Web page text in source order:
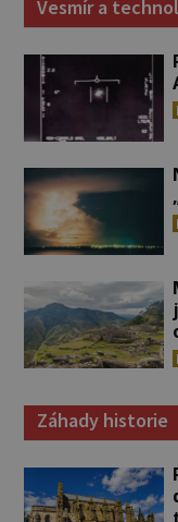
Vesmír a
Záhady historie